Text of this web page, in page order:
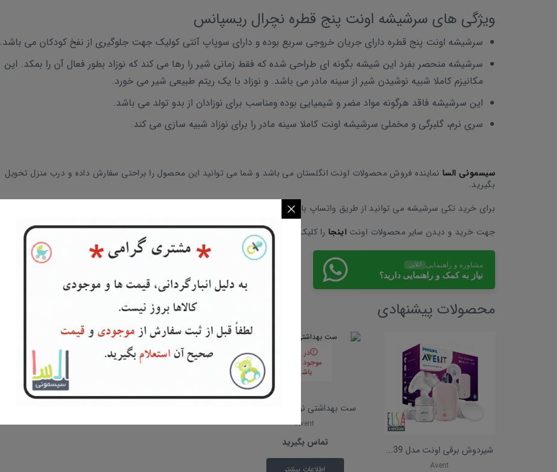
ویژگی های سرشیشه اونت پنج قطره نچرال ریسپانس
سرشیشه اونت پنج قطره دارای جریان خروجی سریع بوده و دارای سوپاپ آنتی کولیک جهت جلوگیری از نفخ کودکان می باشد.
سرشیشه منحصر بفرد این شیشه بگونه ای طراحی شده که فقط زمانی شیر را رها می کند که نوزاد بطور فعال آن را بمکد. این
مکانیزم کاملا شبیه نوشیدن شیر از سینه مادر می باشد. و نوزاد با یک ریتم طبیعی شیر می خورد.
این سرشیشه فاقد هرگونه مواد مضر و شیمیایی بوده ومناسب برای نوزادان از بدو تولد می باشد.
سری نرم، گلبرگی و مخملی سرشیشه اونت کاملا سینه مادر را برای نوزاد شبیه سازی می کند.
سیسمونی السا نماینده فروش محصولات اونت انگلستان می باشد و شما می توانید این محصول را براحتی سفارش داده و درب منزل تحویل
بگیرید.
برای خرید تکی سرشیشه می توانید از طریق واتساپ با فروشگاه هماهنگ فرمایید.
جهت خرید و دیدن سایر محصولات اونت اینجا را کلیک کنید.
مشاوره و راهنمایی آنلاین
نیاز به کمک و راهنمایی دارید؟
محصولات پیشنهادی
شیردوش برقی اونت مدل 39...
Avent
در انبار
موجود نمی
باشد
ست بهداشتی نوزاد اونت 8...
Avent
تماس بگیرید